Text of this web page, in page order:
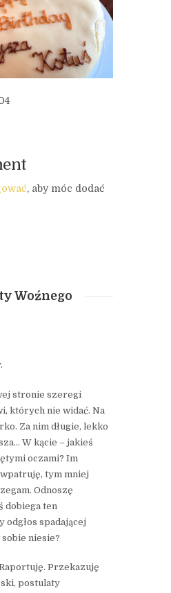
, aby móc dodać
Woźnego
stronie szeregi
których nie widać. Na
Za nim długie, lekko
W kącie – jakieś
oczami? Im
tym mniej
Odnoszę
dobiega ten
spadającej
sobie niesie?
Przekazuję
postulaty